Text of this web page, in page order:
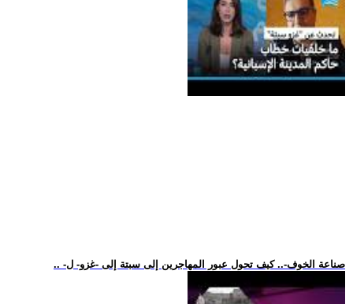
.. -صناعة الخوف-.. كيف تحول عبور المهاجرين إلى سبتة إلى -غزو- ل